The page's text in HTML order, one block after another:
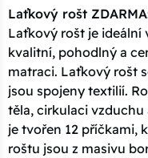
Laťkový rošt
Laťkový rošt je ideální
kvalitní, pohodlný a
matraci. Laťkový rošt
jsou spojeny textilií.
těla, cirkulaci
je tvořen 12 příčkami,
roštu jsou z masivu